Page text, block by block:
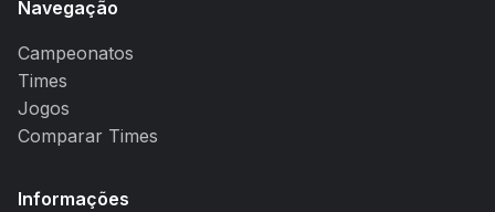
Navegação
Campeonatos
Times
Jogos
Comparar Times
Informações